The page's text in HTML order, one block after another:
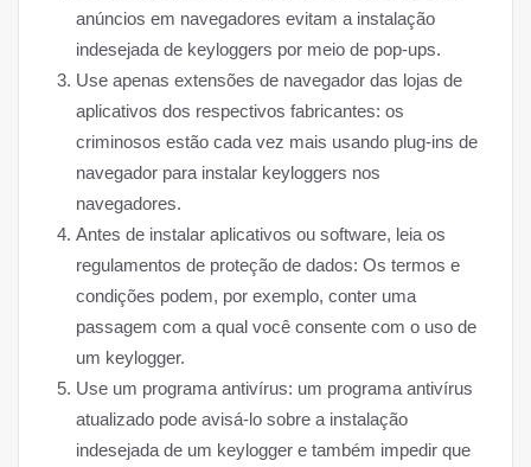
anúncios em navegadores evitam a instalação
indesejada de keyloggers por meio de pop-ups.
Use apenas extensões de navegador das lojas de
aplicativos dos respectivos fabricantes: os
criminosos estão cada vez mais usando plug-ins de
navegador para instalar keyloggers nos
navegadores.
Antes de instalar aplicativos ou software, leia os
regulamentos de proteção de dados: Os termos e
condições podem, por exemplo, conter uma
passagem com a qual você consente com o uso de
um keylogger.
Use um programa antivírus: um programa antivírus
atualizado pode avisá-lo sobre a instalação
indesejada de um keylogger e também impedir que